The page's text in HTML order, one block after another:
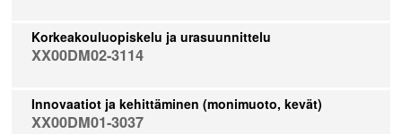
Korkeakouluopiskelu ja urasuunnittelu
XX00DM02-3114
Innovaatiot ja kehittäminen (monimuoto, kevät)
XX00DM01-3037